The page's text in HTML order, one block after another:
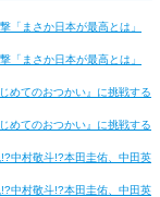
「まさか日本が最高とは」
「まさか日本が最高とは」
めてのおつかい』に挑戦する
めてのおつかい』に挑戦する
中村敬斗!?本田圭佑、中田英
中村敬斗!?本田圭佑、中田英